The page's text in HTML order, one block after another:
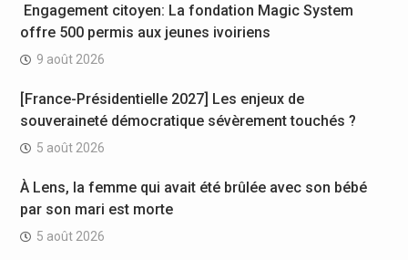
Engagement citoyen: La fondation Magic System
offre 500 permis aux jeunes ivoiriens
9 août 2026
[France-Présidentielle 2027] Les enjeux de
souveraineté démocratique sévèrement touchés ?
5 août 2026
À Lens, la femme qui avait été brûlée avec son bébé
par son mari est morte
5 août 2026